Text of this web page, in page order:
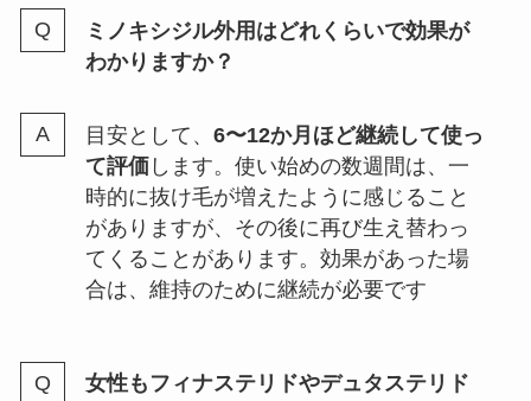
ミノキシジル外用はどれくらいで効果が
わかりますか？
目安として、 6〜12か月ほど継続して使っ
て評価します。使い始めの数週間は、一
時的に抜け毛が増えたように感じること
がありますが、その後に再び生え替わっ
てくることがあります。効果があった場
合は、維持のために継続が必要です
女性もフィナステリドやデュタステリド